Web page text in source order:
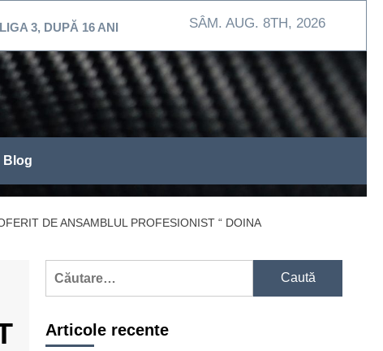
16 ANI MEHEDINŢI / Exerciţiu de intervenţie la
SÂM. AUG. 8TH, 2026
Blog
DE ANSAMBLUL PROFESIONIST “ DOINA
Articole recente